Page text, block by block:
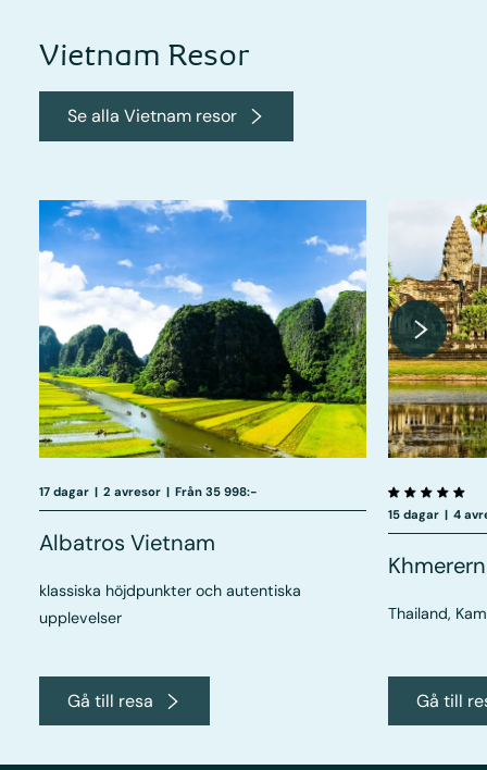
Vietnam Resor
Se alla Vietnam resor
17 dagar | 2 avresor | Från 35 998:-
Albatros Vietnam
klassiska höjdpunkter och autentiska
upplevelser
Gå till resa
15 dagar | 4
Thailand,
Gå till